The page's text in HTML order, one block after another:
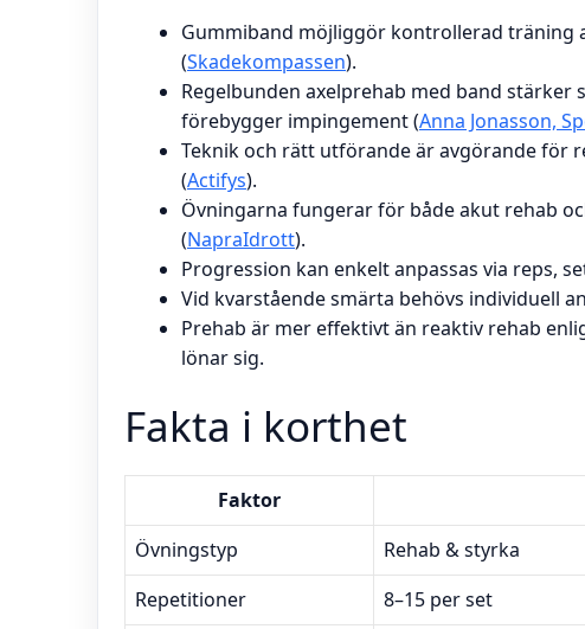
Gummiband möjliggör kontrollerad träning
(Skadekompassen).
Regelbunden axelprehab med band stärker
förebygger impingement (Anna Jonasson,
Teknik och rätt utförande är avgörande för
(Actifys).
Övningarna fungerar för både akut rehab
(NapraIdrott).
Progression kan enkelt anpassas via reps,
Vid kvarstående smärta behövs individuell
Prehab är mer effektivt än reaktiv rehab
lönar sig.
Fakta i korthet
Faktor
Övningstyp
Rehab & styrka
Repetitioner
8–15 per set